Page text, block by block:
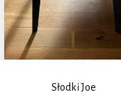
Słodki Joe